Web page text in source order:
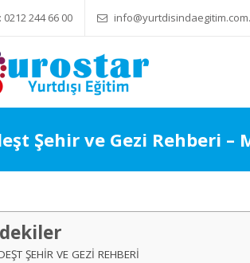
0212 244 66 00Yök Denkliği Önemli Eğitim Ücretleri
Şehir ve Gezi Rehberi –
ŞEHİR VE GEZİ REHBERİ